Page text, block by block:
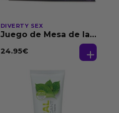
DIVERTY SEX
Juego de Mesa de las
24.95€